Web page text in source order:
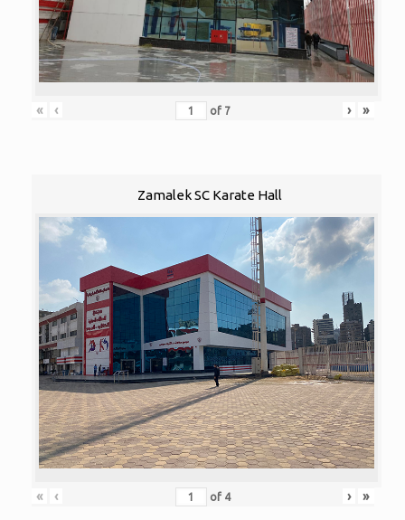
« ‹ of 7 › »
Zamalek SC Karate Hall
« ‹ of 4 › »